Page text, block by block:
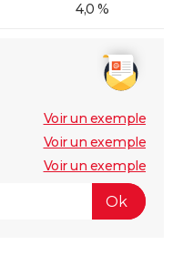
4,0 %
Voir un exemple
Voir un exemple
Voir un exemple